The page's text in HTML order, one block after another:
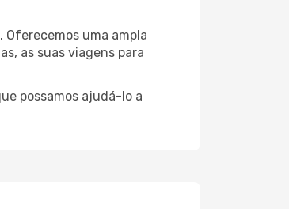
uma ampla
as suas viagens para
possamos ajudá-lo a